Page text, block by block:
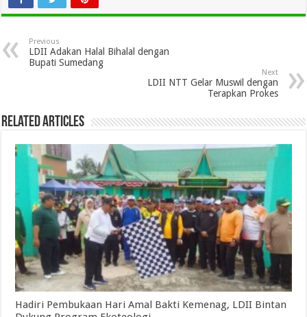
Previous
LDII Adakan Halal Bihalal dengan
Bupati Sumedang
Next
LDII NTT Gelar Muswil dengan
Terapkan Prokes
Related Articles
Hadiri Pembukaan Hari Amal Bakti Kemenag, LDII Bintan